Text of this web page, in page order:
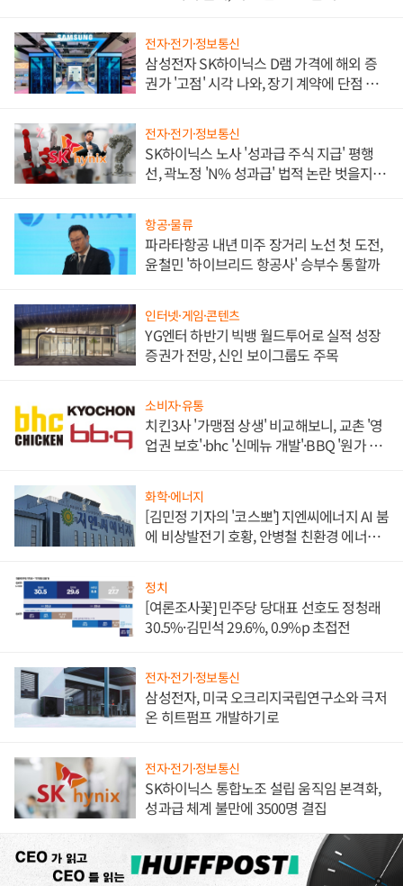
전자·전기·정보통신
삼성전자 SK하이닉스 D램 가격에 해외 증
권가 '고점' 시각 나와, 장기 계약에 단점 부
전자·전기·정보통신
SK하이닉스 노사 '성과급 주식 지급' 평행
선, 곽노정 'N% 성과급' 법적 논란 벗을지 주
항공·물류
파라타항공 내년 미주 장거리 노선 첫 도전,
윤철민 '하이브리드 항공사' 승부수 통할까
인터넷·게임·콘텐츠
YG엔터 하반기 빅뱅 월드투어로 실적 성장
증권가 전망, 신인 보이그룹도 주목
소비자·유통
치킨3사 '가맹점 상생' 비교해보니, 교촌 '영
업권 보호'·bhc '신메뉴 개발'·BBQ '원가 부
화학·에너지
[김민정 기자의 '코스뽀'] 지엔씨에너지 AI 붐
에 비상발전기 호황, 안병철 친환경 에너지
정치
[여론조사꽃] 민주당 당대표 선호도 정청래
30.5%·김민석 29.6%, 0.9%p 초접전
전자·전기·정보통신
삼성전자, 미국 오크리지국립연구소와 극저
온 히트펌프 개발하기로
전자·전기·정보통신
SK하이닉스 통합노조 설립 움직임 본격화,
성과급 체계 불만에 3500명 결집